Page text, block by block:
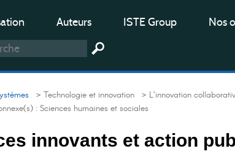
Auteurs ISTE Group Nos
> Technologie et innovation > L’innovation
: Sciences humaines et sociales
innovants et action